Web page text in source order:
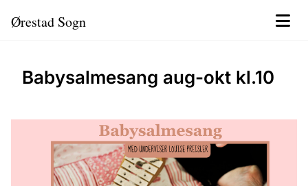
Ørestad Sogn
Babysalmesang aug-okt kl.10